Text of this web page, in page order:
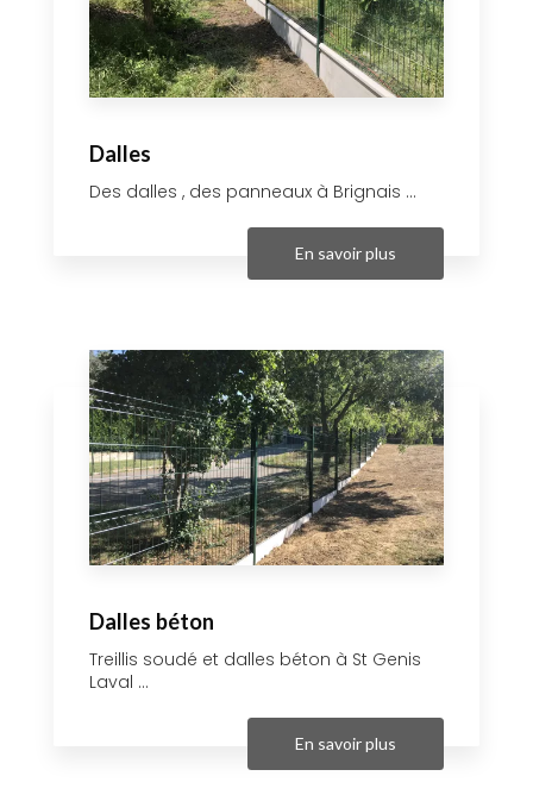
Dalles
Des dalles , des panneaux à Brignais ...
En savoir plus
Dalles béton
Treillis soudé et dalles béton à St Genis
Laval ...
En savoir plus